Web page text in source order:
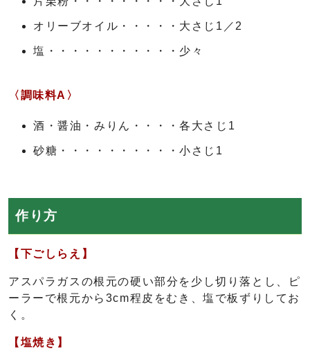
オリーブオイル・・・・・大さじ1／2
塩・・・・・・・・・・・少々
〈調味料A〉
酒・醤油・みりん・・・・各大さじ1
砂糖・・・・・・・・・・小さじ1
作り方
【下ごしらえ】
アスパラガスの根元の硬い部分を少し切り落とし、ピ
ーラーで根元から3cm程皮をむき、塩で板ずりしてお
く。
【塩焼き】